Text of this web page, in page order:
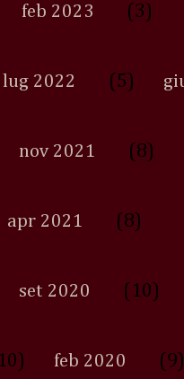
feb 2023 (3)
lug 2022 (5)
nov 2021 (8)
apr 2021 (8)
set 2020 (10)
feb 2020 (9)